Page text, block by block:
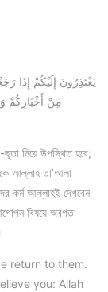
مِنْ أَخْبَارِكُمْ
ছুতা নিয়ে উপস্থিত হবে;
আল্লাহ তা’আলা
কর্ম আল্লাহই দেখবেন
বিষয়ে অবগত
return to them.
you: Allah